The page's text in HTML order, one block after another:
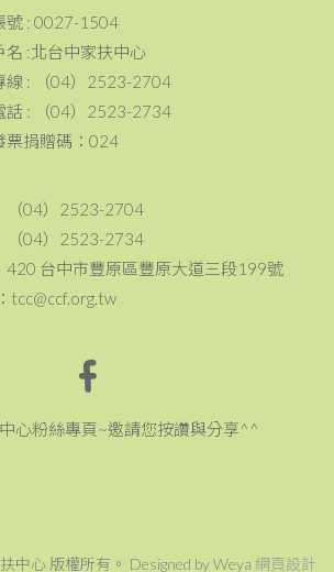
號 : 0027-1504
名 :北台中家扶中心
線 : （04）2523-2704
話 : （04）2523-2734
票捐贈碼：024
（04）2523-2704
（04）2523-2734
420 台中市豐原區豐原大道三段199號
tcc@ccf.org.tw
心粉絲專頁~邀請您按讚與分享^^
中心 版權所有。 Designed by Weya 網頁設計